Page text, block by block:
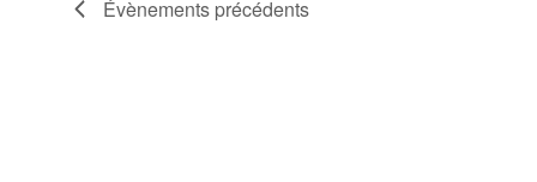
Évènements précédents